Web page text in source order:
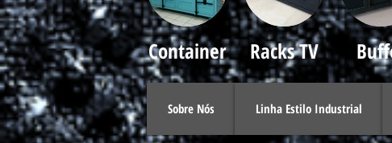
Container Racks TV
Sobre Nós Linha Estilo Industrial